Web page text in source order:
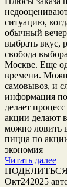
ситуацию,
обычный
выбрать вкус,
свобода
Москве. Еще
времени.
самовывоз, и
информация
делает
акции делают
можно ловить
пицца по
экономия
Читать далее
ПОДЕЛИТЬСЯ
Окт242025